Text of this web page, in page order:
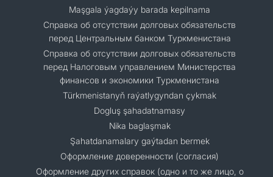
Maşgala ýagdaýy barada kepilnama
Cправка об отсутствии долговых обязательств
перед Центральным банком Туркменистана
Справка об отсутствии долговых обязательств
перед Налоговым управлением Министерства
финансов и экономики Туркменистана
Türkmenistanyň raýatlygyndan çykmak
Dogluş şahadatnamasy
Nika baglaşmak
Şahatdanamalary gaýtadan bermek
Оформление доверенности (согласия)
Оформление других справок (одно и то же лицо, о